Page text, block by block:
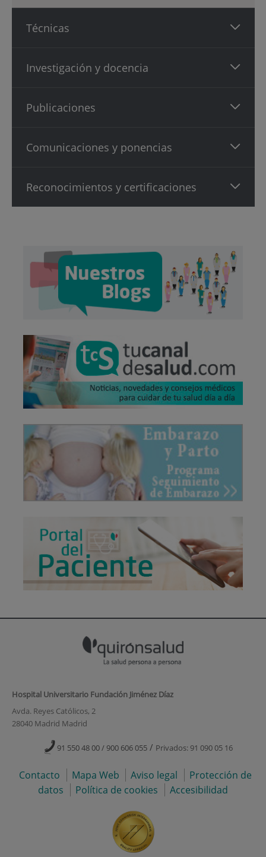
Técnicas
Investigación y docencia
Publicaciones
Comunicaciones y ponencias
Reconocimientos y certificaciones
Hospital Universitario Fundación Jiménez Díaz
Avda. Reyes Católicos, 2
28040 Madrid Madrid
91 550 48 00 / 900 606 055 / Privados: 91 090 05 16
Contacto Mapa Web Aviso legal
Protección de
datos
Política de cookies Accesibilidad